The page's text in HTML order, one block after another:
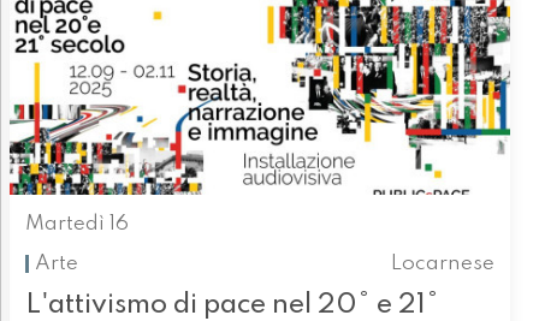
Martedì 16
Arte
Locarnese
L'attivismo di pace nel 20° e 21°